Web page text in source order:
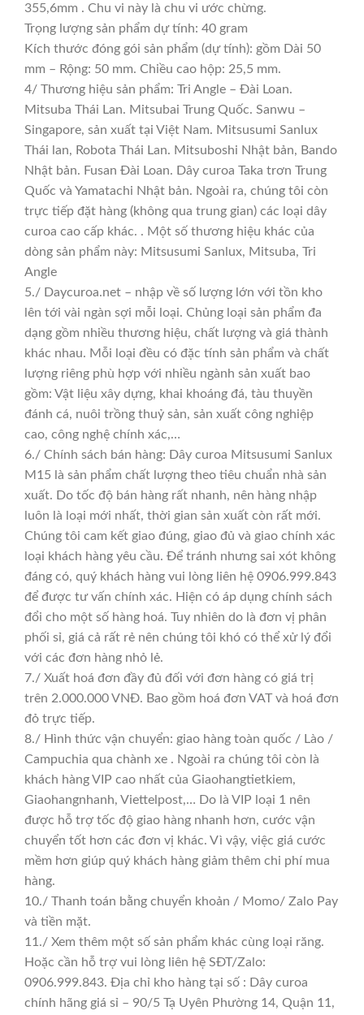
355,6mm . Chu vi này là chu vi ước chừng.
Trọng lượng sản phẩm dự tính: 40 gram
Kích thước đóng gói sản phẩm (dự tính): gồm Dài 50
mm – Rộng: 50 mm. Chiều cao hộp: 25,5 mm.
4/ Thương hiệu sản phẩm: Tri Angle – Đài Loan.
Mitsuba Thái Lan. Mitsubai Trung Quốc. Sanwu –
Singapore, sản xuất tại Việt Nam. Mitsusumi Sanlux
Thái lan, Robota Thái Lan. Mitsuboshi Nhật bản, Bando
Nhật bản. Fusan Đài Loan. Dây curoa Taka trơn Trung
Quốc và Yamatachi Nhật bản. Ngoài ra, chúng tôi còn
trực tiếp đặt hàng (không qua trung gian) các loại dây
curoa cao cấp khác. . Một số thương hiệu khác của
dòng sản phẩm này: Mitsusumi Sanlux, Mitsuba, Tri
Angle
5./ Daycuroa.net – nhập về số lượng lớn với tồn kho
lên tới vài ngàn sợi mỗi loại. Chủng loại sản phẩm đa
dạng gồm nhiều thương hiệu, chất lượng và giá thành
khác nhau. Mỗi loại đều có đặc tính sản phẩm và chất
lượng riêng phù hợp với nhiều ngành sản xuất bao
gồm: Vật liệu xây dựng, khai khoáng đá, tàu thuyền
đánh cá, nuôi trồng thuỷ sản, sản xuất công nghiệp
cao, công nghệ chính xác,…
6./ Chính sách bán hàng: Dây curoa Mitsusumi Sanlux
M15 là sản phẩm chất lượng theo tiêu chuẩn nhà sản
xuất. Do tốc độ bán hàng rất nhanh, nên hàng nhập
luôn là loại mới nhất, thời gian sản xuất còn rất mới.
Chúng tôi cam kết giao đúng, giao đủ và giao chính xác
loại khách hàng yêu cầu. Để tránh nhưng sai xót không
đáng có, quý khách hàng vui lòng liên hệ 0906.999.843
để được tư vấn chính xác. Hiện có áp dụng chính sách
đổi cho một số hàng hoá. Tuy nhiên do là đơn vị phân
phối sỉ, giá cả rất rẻ nên chúng tôi khó có thể xử lý đổi
với các đơn hàng nhỏ lẻ.
7./ Xuất hoá đơn đầy đủ đối với đơn hàng có giá trị
trên 2.000.000 VNĐ. Bao gồm hoá đơn VAT và hoá đơn
đỏ trực tiếp.
8./ Hình thức vận chuyển: giao hàng toàn quốc / Lào /
Campuchia qua chành xe . Ngoài ra chúng tôi còn là
khách hàng VIP cao nhất của Giaohangtietkiem,
Giaohangnhanh, Viettelpost,… Do là VIP loại 1 nên
được hỗ trợ tốc độ giao hàng nhanh hơn, cước vận
chuyển tốt hơn các đơn vị khác. Vì vậy, việc giá cước
mềm hơn giúp quý khách hàng giảm thêm chi phí mua
hàng.
10./ Thanh toán bằng chuyển khoản / Momo/ Zalo Pay
và tiền mặt.
11./ Xem thêm một số sản phẩm khác cùng loại răng.
Hoặc cần hỗ trợ vui lòng liên hệ SĐT/Zalo:
0906.999.843. Địa chỉ kho hàng tại số : Dây curoa
chính hãng giá sỉ – 90/5 Tạ Uyên Phường 14, Quận 11,